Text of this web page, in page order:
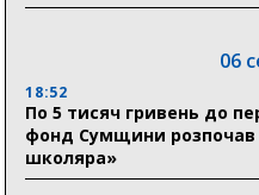
06
18:52
По 5 тисяч гривень до
фонд Сумщини
школяра»